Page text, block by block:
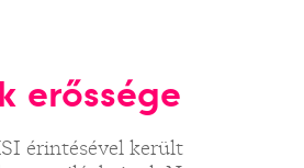
erőssége
érintésével került